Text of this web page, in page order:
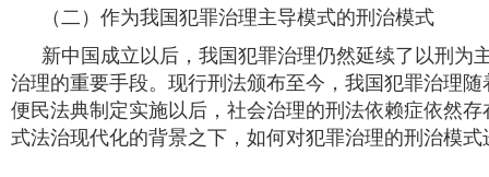
（二）作为我国犯罪治理主导模式的刑治模式
新中国成立以后，我国犯罪治理仍然延续了以刑
治理的重要手段。现行刑法颁布至今，我国犯罪治理
便民法典制定实施以后，社会治理的刑法依赖症依然
式法治现代化的背景之下，如何对犯罪治理的刑治模